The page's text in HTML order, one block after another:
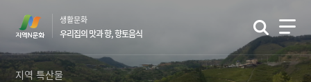
영
역
생활문화
우리집의 맛과 향, 향토음식
지역 특산물